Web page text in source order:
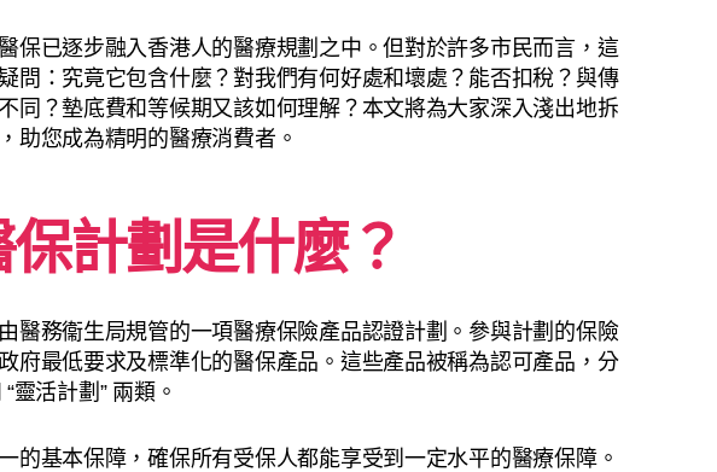
保已逐步融入香港人的醫療規劃之中。但對於許多市民而言，這
問：究竟它包含什麼？對我們有何好處和壞處？能否扣稅？與傳
同？墊底費和等候期又該如何理解？本文將為大家深入淺出地拆
助您成為精明的醫療消費者。
保計劃是什麼？
醫務衞生局規管的一項醫療保險產品認證計劃。參與計劃的保險
府最低要求及標準化的醫保產品。這些產品被稱為認可產品，分
靈活計劃” 兩類。
的基本保障，確保所有受保人都能享受到一定水平的醫療保障。